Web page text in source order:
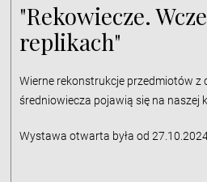
"Rekowiecze.
replikach"
Wierne rekonstrukcje przedmiotów z
średniowiecza pojawią się na naszej
Wystawa otwarta była od